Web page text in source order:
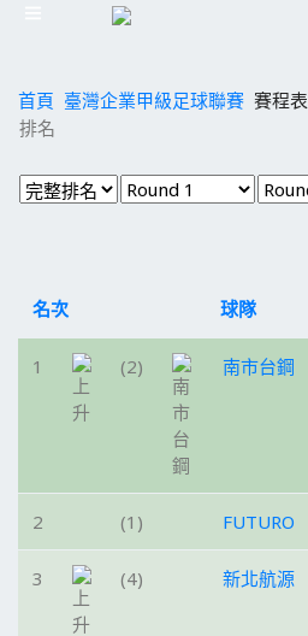
首頁 臺灣企業甲級足球聯賽 賽程表
排名
名次 球隊
1 (2) 南市台鋼
2 (1) FUTURO
3 (4) 新北航源